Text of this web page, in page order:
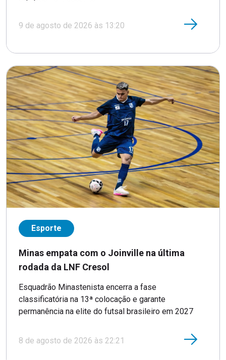
9 de agosto de 2026 às 13:20
Esporte
Minas empata com o Joinville na última
rodada da LNF Cresol
Esquadrão Minastenista encerra a fase
classificatória na 13ª colocação e garante
permanência na elite do futsal brasileiro em 2027
8 de agosto de 2026 às 22:21